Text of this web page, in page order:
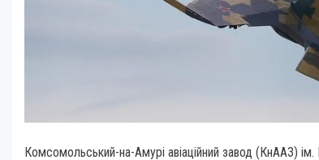
Комсомольський-на-Амурі авіаційний завод (КнААЗ) ім.